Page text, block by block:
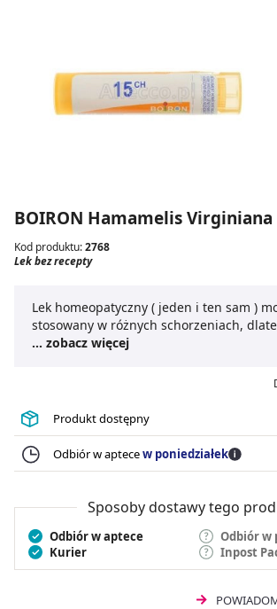
BOIRON Hamamelis Virginiana
Kod produktu:2768
Lek bez recepty
Lek homeopatyczny ( jeden i ten sam )
stosowany w różnych schorzeniach,
jest określenie wskazań i dawkowania dla
... zobacz więcej
Produkt dostępny
Odbiór w aptecew poniedziałek
Sposoby dostawy tego
Odbiór w aptece
Odbiór w
Kurier
Inpost